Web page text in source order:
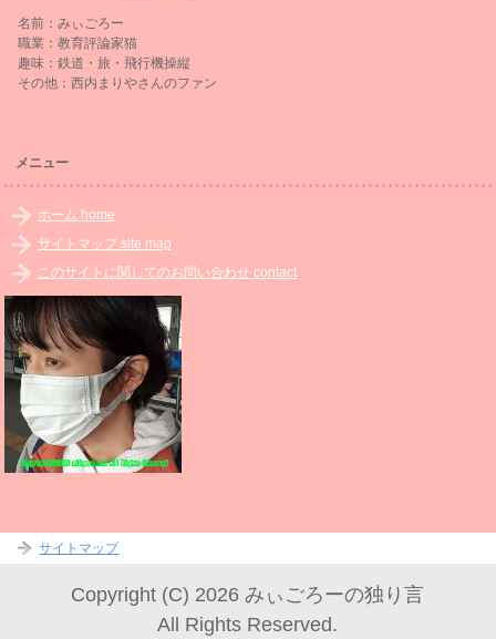
名前：みぃごろー
職業：教育評論家猫
趣味：鉄道・旅・飛行機操縦
その他：西内まりやさんのファン
メニュー
ホーム home
サイトマップ site map
このサイトに関してのお問い合わせ contact
サイトマップ
Copyright (C) 2026 みぃごろーの独り言
All Rights Reserved.